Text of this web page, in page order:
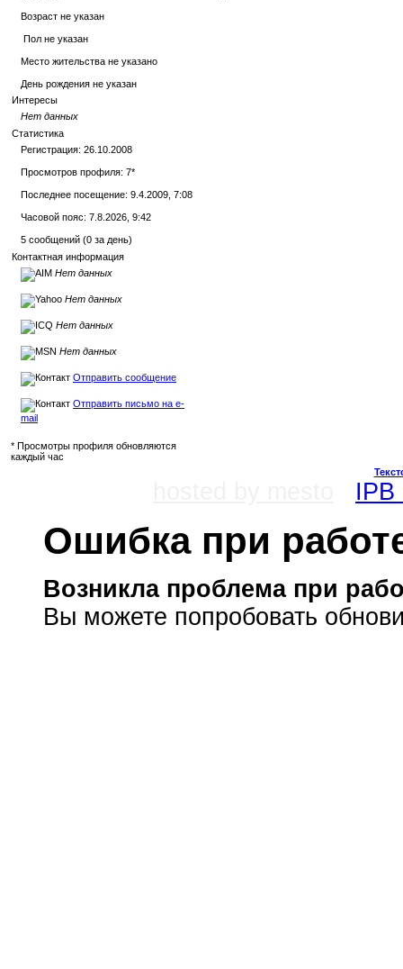
Возраст не указан
Пол не указан
Место жительства не указано
День рождения не указан
Интересы
Нет данных
Статистика
Регистрация: 26.10.2008
Просмотров профиля: 7*
Последнее посещение: 9.4.2009, 7:08
Часовой пояс: 7.8.2026, 9:42
5 сообщений (0 за день)
Контактная информация
Нет данных
Нет данных
Нет данных
Нет данных
Отправить сообщение
Отправить письмо на e-
mail
* Просмотры профиля обновляются
каждый час
IPB
Ошибка при
Возникла проблема при
Вы можете попробовать